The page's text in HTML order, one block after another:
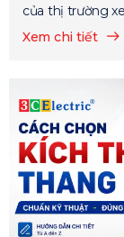
của thị trường
Xem chi tiết